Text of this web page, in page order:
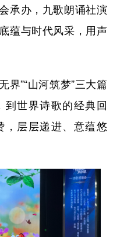
承办，九歌朗诵社演
蕴与时代风采，用声
”“山河筑梦”三大篇
世界诗歌的经典回
层层递进、意蕴悠